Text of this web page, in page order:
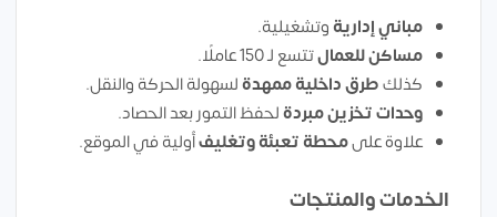
مباني إدارية وتشغيلية.
مساكن للعمالتتسع لـ 150 عاملًا.
كذلكطرق داخلية ممهدةلسهولة الحركة والنقل.
وحدات تخزين مبردةلحفظ التمور بعد الحصاد.
علاوة علىمحطة تعبئة وتغليفأولية في الموقع.
الخدمات والمنتجات